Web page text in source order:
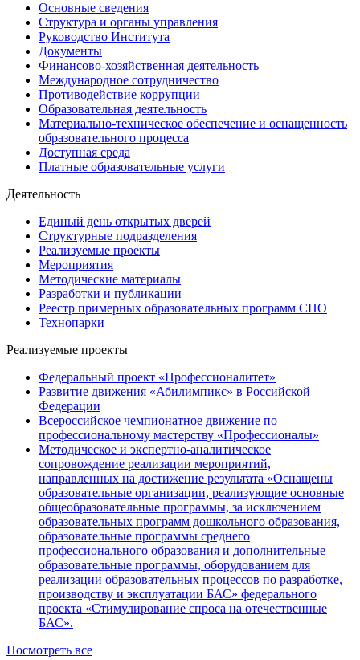
Основные сведения
Структура и органы управления
Руководство Института
Документы
Финансово-хозяйственная деятельность
Международное сотрудничество
Противодействие коррупции
Образовательная деятельность
Материально-техническое обеспечение и оснащенность
образовательного процесса
Доступная среда
Платные образовательные услуги
Деятельность
Единый день открытых дверей
Структурные подразделения
Реализуемые проекты
Мероприятия
Методические материалы
Разработки и публикации
Реестр примерных образовательных программ СПО
Технопарки
Реализуемые проекты
Федеральный проект «Профессионалитет»
Развитие движения «Абилимпикс» в Российской
Федерации
Всероссийское чемпионатное движение по
профессиональному мастерству «Профессионалы»
Методическое и экспертно-аналитическое
сопровождение реализации мероприятий,
направленных на достижение результата «Оснащены
образовательные организации, реализующие основные
общеобразовательные программы, за исключением
образовательных программ дошкольного образования,
образовательные программы среднего
профессионального образования и дополнительные
образовательные программы, оборудованием для
реализации образовательных процессов по разработке,
производству и эксплуатации БАС» федерального
проекта «Стимулирование спроса на отечественные
БАС».
Посмотреть все